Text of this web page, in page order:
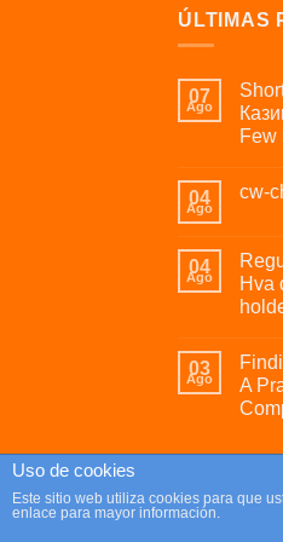
ÚLTIMAS
07
Ago
Few
04
Ago
cw-
04
Ago
Hva
03
Ago
A
Copyright
Tienda de
Uso de cookies
Este sitio web utiliza cookies para que
enlace para mayor información.